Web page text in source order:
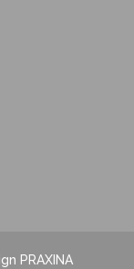
PRAXINA